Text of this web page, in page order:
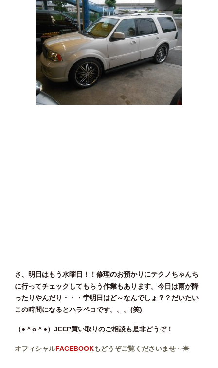
さ、明日はもう水曜日！！修理のお預かりにテクノちゃんち
に行ってチェックしてもらう作業もあります。今日は雨が降
ったりやんだり・・・☂明日はど～なんでしょ？？だいたい
この時間になるとハラペコです。。。(笑)
（●＾o＾●）JEEP買い取りのご相談も是非どうぞ！
オフィシャルFACEBOOKもどうぞご覧くださいませ～☀